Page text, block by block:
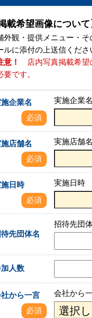
掲載希望画像について
外観・提供メニュー・
ルに添付の上送信くださ
意！
店内写真掲載希
要です。
企業名
必須
実施企業名
店舗名
必須
実施店舗名
日時
必須
実施日時
先団体名
招待先団
人数
から一言
必須
会社から